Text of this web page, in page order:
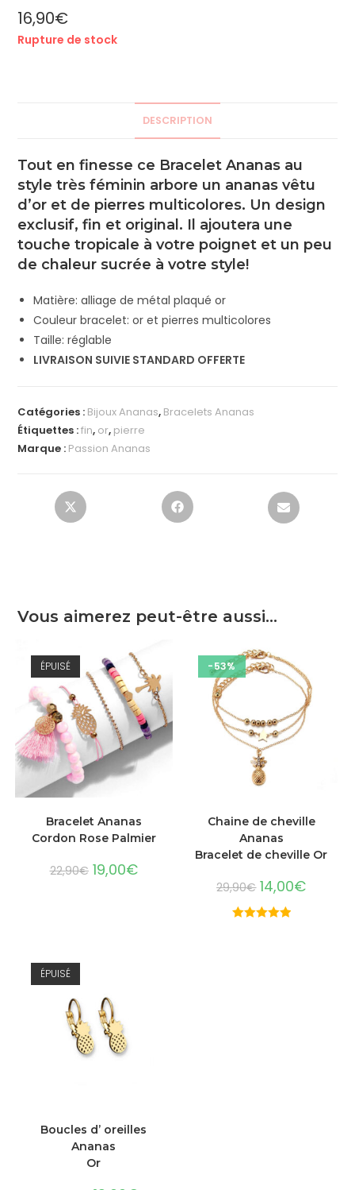
16,90€
Rupture de stock
DESCRIPTION
Tout en finesse ce Bracelet Ananas au
style très féminin arbore un ananas vêtu
d’or et de pierres multicolores. Un design
exclusif, fin et original. Il ajoutera une
touche tropicale à votre poignet et un peu
de chaleur sucrée à votre style!
Matière: alliage de métal plaqué or
Couleur bracelet: or et pierres multicolores
Taille: réglable
LIVRAISON SUIVIE STANDARD OFFERTE
Catégories : Bijoux Ananas, Bracelets Ananas
Étiquettes :fin, or, pierre
Marque : Passion Ananas
Vous aimerez peut-être aussi…
ÉPUISÉ
Bracelet Ananas
Cordon Rose Palmier
22,90€ 19,00€
-53%
Chaine de cheville
Ananas
Bracelet de cheville Or
29,90€ 14,00€
ÉPUISÉ
Boucles d’ oreilles
Ananas
Or